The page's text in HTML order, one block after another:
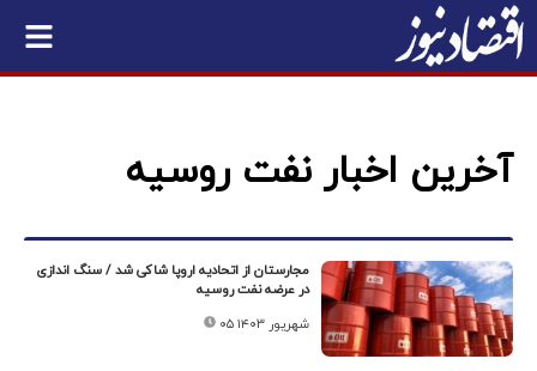
آخرین اخبار نفت روسیه
مجارستان از اتحادیه اروپا شاکی شد / سنگ اندازی
در عرضه نفت روسیه
۰۵ شهریور ۱۴۰۳